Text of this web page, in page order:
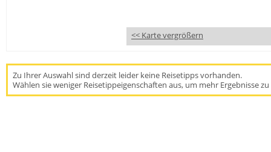
<< Karte vergrößern
Zu Ihrer Auswahl sind derzeit leider keine Reisetipps vorhanden.
Wählen sie weniger Reisetippeigenschaften aus, um mehr Ergebnisse